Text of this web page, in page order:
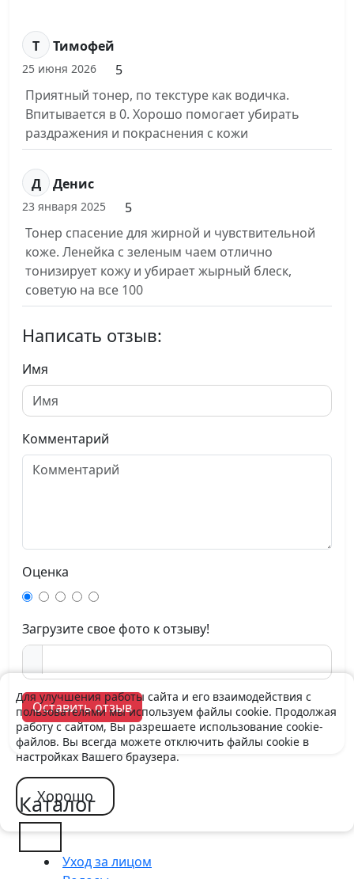
Т Тимофей
25 июня 2026
5
Приятный тонер, по текстуре как водичка.
Впитывается в 0. Хорошо помогает убирать
раздражения и покраснения с кожи
Д Денис
23 января 2025
5
Тонер спасение для жирной и чувствительной
коже. Ленейка с зеленым чаем отлично
тонизирует кожу и убирает жырный блеск,
советую на все 100
Написать отзыв:
Имя
Комментарий
Оценка
Загрузите свое фото к отзыву!
Оставить отзыв
Каталог
Уход за лицом
Для улучшения работы сайта и его взаимодействия с
пользователями мы используем файлы cookie. Продолжая
работу с сайтом, Вы разрешаете использование cookie-
файлов. Вы всегда можете отключить файлы cookie в
настройках Вашего браузера.
Хорошо